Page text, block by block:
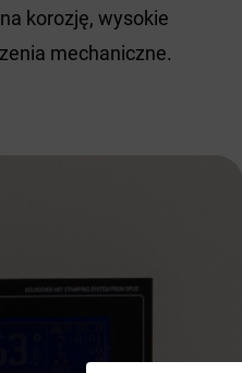
korozję, wysokie
mechaniczne.